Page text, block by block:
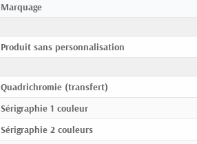
Marquage
Produit sans personnalisation
Quadrichromie (transfert)
Sérigraphie 1 couleur
Sérigraphie 2 couleurs